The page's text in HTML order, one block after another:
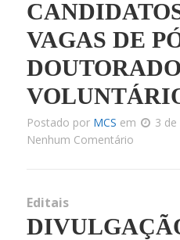
VAGAS DE
DOUTORADO
Postado por MCS em
3
Nenhum Comentário
Editais